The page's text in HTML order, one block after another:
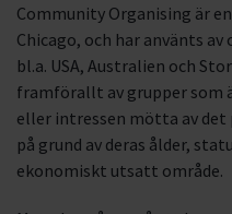
Community Organising är
Chicago, och har använts
bl.a. USA, Australien och
framförallt av grupper som
eller intressen mötta av
på grund av deras ålder,
ekonomiskt utsatt område.